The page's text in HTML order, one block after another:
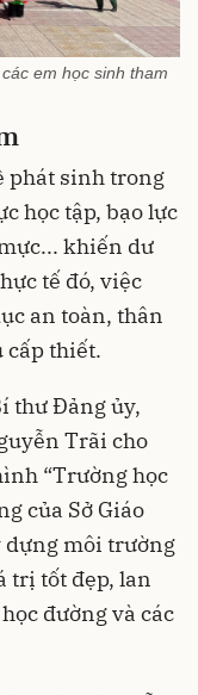
em học sinh tham
phát sinh trong
học tập, bạo lực
khiến dư
tế đó, việc
an toàn, thân
cấp thiết.
thư Đảng ủy,
Trãi cho
“Trường học
của Sở Giáo
dựng môi trường
trị tốt đẹp, lan
đường và các